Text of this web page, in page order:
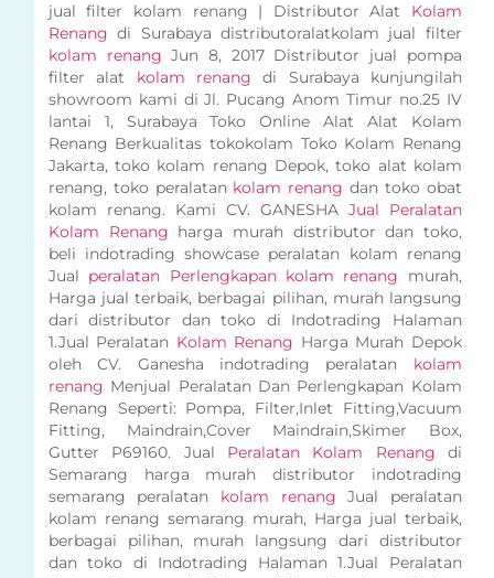
jual filter kolam renang | Distributor Alat Kolam
Renang di Surabaya distributoralatkolam jual filter
kolam renang Jun 8, 2017 Distributor jual pompa
filter alat kolam renang di Surabaya kunjungilah
showroom kami di Jl. Pucang Anom Timur no.25 IV
lantai 1, Surabaya Toko Online Alat Alat Kolam
Renang Berkualitas tokokolam Toko Kolam Renang
Jakarta, toko kolam renang Depok, toko alat kolam
renang, toko peralatankolam renang dan toko obat
kolam renang. Kami CV. GANESHA Jual Peralatan
Kolam Renang harga murah distributor dan toko,
beli indotrading showcase peralatan kolam renang
Jual peralatan Perlengkapan kolam renang murah,
Harga jual terbaik, berbagai pilihan, murah langsung
dari distributor dan toko di Indotrading Halaman
1.Jual Peralatan Kolam Renang Harga Murah Depok
oleh CV. Ganesha indotrading peralatan kolam
renang Menjual Peralatan Dan Perlengkapan Kolam
Renang Seperti: Pompa, Filter,Inlet Fitting,Vacuum
Fitting, Maindrain,Cover Maindrain,Skimer Box,
Gutter P69160. Jual Peralatan Kolam Renang di
Semarang harga murah distributor indotrading
semarang peralatan kolam renang Jual peralatan
kolam renang semarang murah, Harga jual terbaik,
berbagai pilihan, murah langsung dari distributor
dan toko di Indotrading Halaman 1.Jual Peralatan